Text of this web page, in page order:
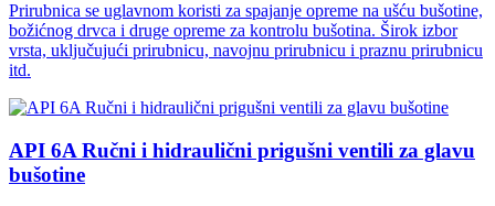
Prirubnica se uglavnom koristi za spajanje opreme na ušću bušotine,
božićnog drvca i druge opreme za kontrolu bušotina. Širok izbor
vrsta, uključujući prirubnicu, navojnu prirubnicu i praznu prirubnicu
itd.
API 6A Ručni i hidraulični prigušni ventili za glavu
bušotine